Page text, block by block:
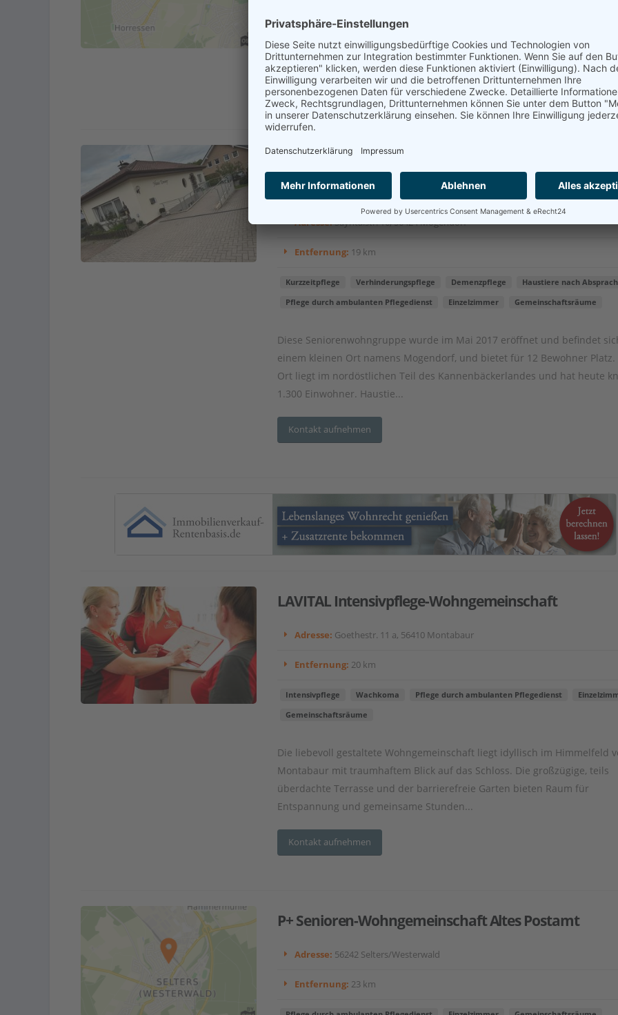
Pflege durch ambulanten Pflegedienst Einzelzimmer Gemeinschaftsräume
Kontakt aufnehmen
Pflegedienst Sicher Vital Senioren-
Haus Emmy
Adresse:Sayntalstr. 16, 56424 Mogendorf
Entfernung: 19 km
Kurzzeitpflege Verhinderungspflege Demenzpflege Haustiere nach
Pflege durch ambulanten Pflegedienst Einzelzimmer Gemeinschaftsräume
Diese Seniorenwohngruppe wurde im Mai 2017 eröffnet und befindet
einem kleinen Ort namens Mogendorf, und bietet für 12 Bewohner Platz.
Ort liegt im nordöstlichen Teil des Kannenbäckerlandes und hat heute
1.300 Einwohner. Haustie...
Kontakt aufnehmen
LAVITAL Intensivpflege-Wohngemeinschaft
Adresse: Goethestr. 11 a, 56410 Montabaur
Entfernung: 20 km
Intensivpflege Wachkoma Pflege durch ambulanten Pflegedienst
Gemeinschaftsräume
Die liebevoll gestaltete Wohngemeinschaft liegt idyllisch im Himmelfeld
Montabaur mit traumhaftem Blick auf das Schloss. Die großzügige, teils
überdachte Terrasse und der barrierefreie Garten bieten Raum für
Entspannung und gemeinsame Stunden...
Kontakt aufnehmen
P+ Senioren-Wohngemeinschaft Altes Postamt
Adresse: 56242 Selters/Westerwald
Entfernung: 23 km